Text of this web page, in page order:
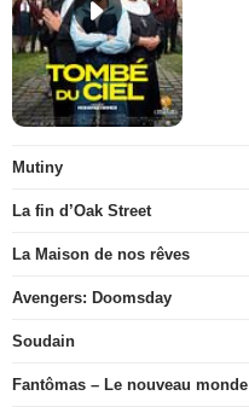
Mutiny
La fin d’Oak Street
La Maison de nos rêves
Avengers: Doomsday
Soudain
Fantômas – Le nouveau monde